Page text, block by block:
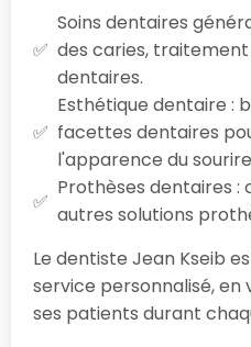
Soins dentaires
des caries,
dentaires.
Esthétique dentaire :
facettes dentaires
l'apparence du
Prothèses dentaires :
autres solutions
Le dentiste Jean Kseib
service personnalisé,
ses patients durant